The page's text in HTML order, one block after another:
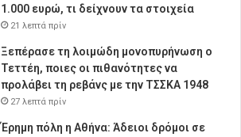
1.000 ευρώ, τι δείχνουν τα στοιχεία
21 λεπτά πρίν
Ξεπέρασε τη λοιμώδη μονοπυρήνωση ο
Τεττέη, ποιες οι πιθανότητες να
προλάβει τη ρεβάνς με την ΤΣΣΚΑ 1948
27 λεπτά πρίν
Έρημη πόλη η Αθήνα: Άδειοι δρόμοι σε